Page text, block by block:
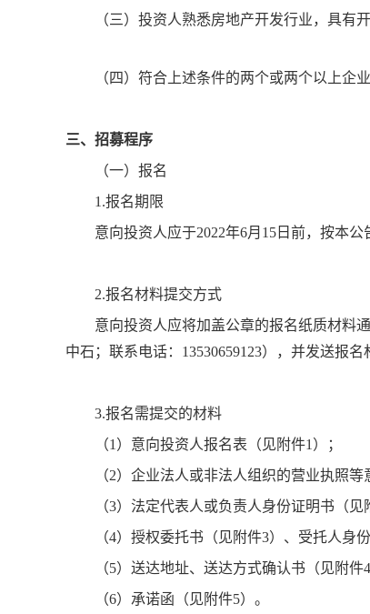
（三）投资人熟悉房地产开发行业，具有
（四）符合上述条件的两个或两个以上企
三、招募程序
（一）报名
1.报名期限
意向投资人应于2022年6月15日前，按本
2.报名材料提交方式
意向投资人应将加盖公章的报名纸质材料
中石；联系电话：13530659123），并发送报名
3.报名需提交的材料
（1）意向投资人报名表（见附件1）；
（2）企业法人或非法人组织的营业执照
（3）法定代表人或负责人身份证明书（
（4）授权委托书（见附件3）、受托人身
（5）送达地址、送达方式确认书（见附件4
（6）承诺函（见附件5）。